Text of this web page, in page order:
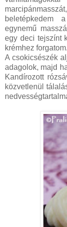
beletépkedem
egynemű
egy deci tejszínt
krémhez
A csokicsészék
adagolok, majd
Kandírozott
közvetlenül